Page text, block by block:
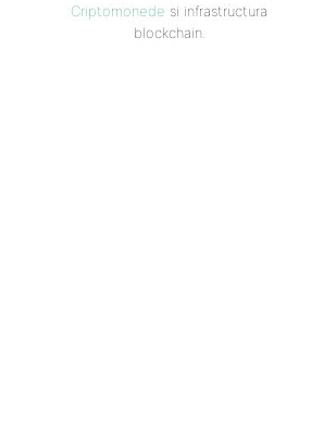
Criptomonede si infrastructura
blockchain.